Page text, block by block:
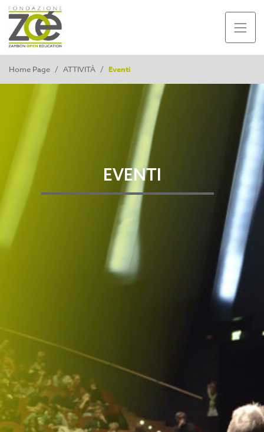
Home Page / ATTIVITÀ / Eventi
EVENTI